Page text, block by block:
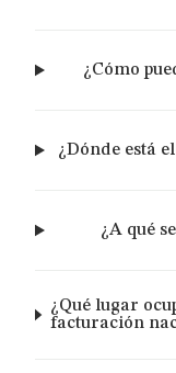
¿Cómo
¿Dónde está
¿A qué
¿Qué lugar
facturación